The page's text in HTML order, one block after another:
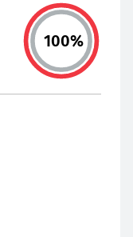
100%